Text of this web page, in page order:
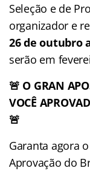
Seleção e de
organizador e
26 de outubro
serão em
🚨 O GRAN
VOCÊ
🚨
Garanta agora
Aprovação do